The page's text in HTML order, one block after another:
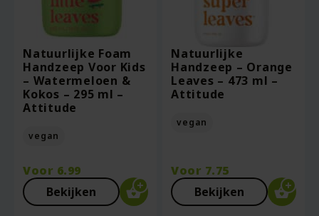
Natuurlijke Foam
Handzeep Voor Kids
– Watermeloen &
Kokos – 295 ml –
Attitude
vegan
Voor 6.99
Bekijken
Natuurlijke
Handzeep – Orange
Leaves – 473 ml –
Attitude
vegan
Voor 7.75
Bekijken